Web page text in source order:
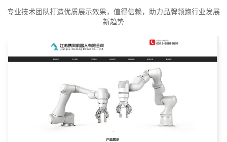
专业技术团队打造优质展示效果，值得信赖，助力品牌领跑行业发展
新趋势